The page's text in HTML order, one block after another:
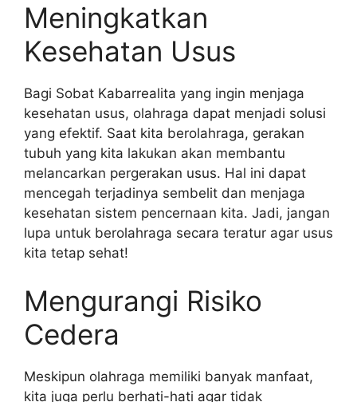
Meningkatkan
Kesehatan Usus
Bagi Sobat Kabarrealita yang ingin menjaga
kesehatan usus, olahraga dapat menjadi solusi
yang efektif. Saat kita berolahraga, gerakan
tubuh yang kita lakukan akan membantu
melancarkan pergerakan usus. Hal ini dapat
mencegah terjadinya sembelit dan menjaga
kesehatan sistem pencernaan kita. Jadi, jangan
lupa untuk berolahraga secara teratur agar usus
kita tetap sehat!
Mengurangi Risiko
Cedera
Meskipun olahraga memiliki banyak manfaat,
kita juga perlu berhati-hati agar tidak